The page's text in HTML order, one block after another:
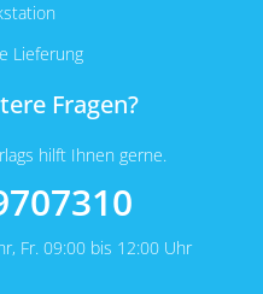
Lieferung
Fragen?
hilft Ihnen gerne.
Fr. 09:00 bis 12:00 Uhr